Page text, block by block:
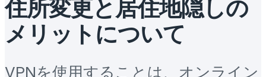
住所変更と居住地隠しの
メリットについて
VPNを使用することは、オンライン